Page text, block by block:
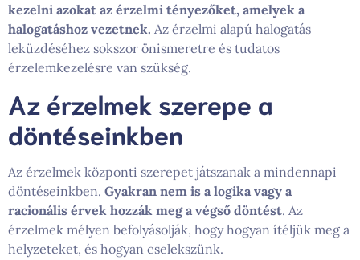
kezelni azokat az érzelmi tényezőket, amelyek a
halogatáshoz vezetnek. Az érzelmi alapú halogatás
leküzdéséhez sokszor önismeretre és tudatos
érzelemkezelésre van szükség.
Az érzelmek szerepe a
döntéseinkben
Az érzelmek központi szerepet játszanak a mindennapi
döntéseinkben. Gyakran nem is a logika vagy a
racionális érvek hozzák meg a végső döntést. Az
érzelmek mélyen befolyásolják, hogy hogyan ítéljük meg a
helyzeteket, és hogyan cselekszünk.